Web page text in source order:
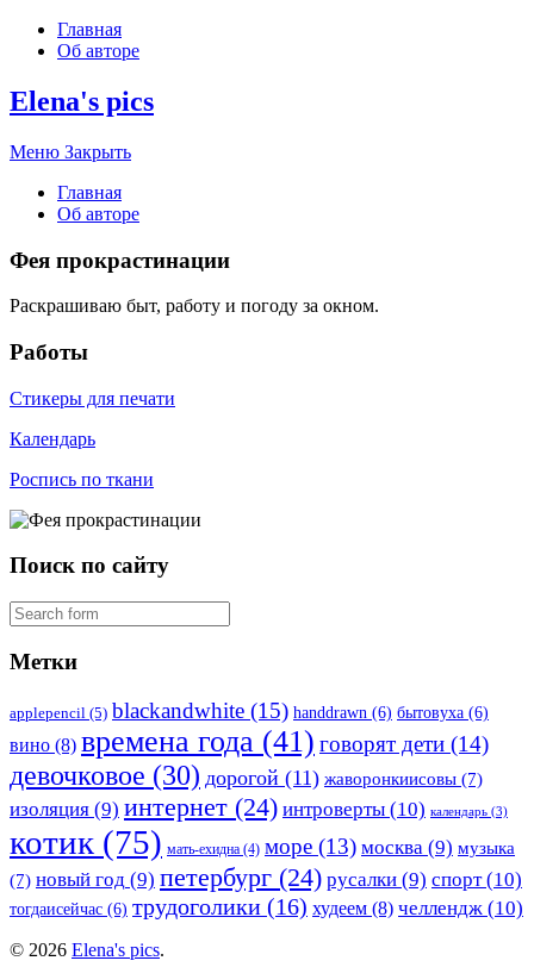
Главная
Об авторе
Elena's pics
Меню Закрыть
Главная
Об авторе
Фея прокрастинации
Раскрашиваю быт, работу и погоду за окном.
Работы
Стикеры для печати
Календарь
Роспись по ткани
Поиск по сайту
Метки
applepencil (5) blackandwhite (15) handdrawn (6) бытовуха (6)
вино (8) времена года (41) говорят дети (14)
девочковое (30) дорогой (11) жаворонкиисовы (7)
изоляция (9) интернет (24) интроверты (10) календарь (3)
котик (75) мать-ехидна (4) море (13) москва (9) музыка
(7) новый год (9) петербург (24) русалки (9) спорт(10)
тогдаисейчас (6) трудоголики (16) худеем (8) челлендж (10)
© 2026 Elena's pics.